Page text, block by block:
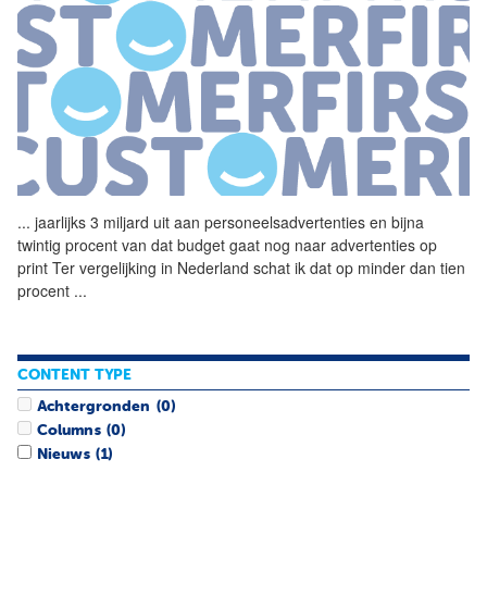
... jaarlijks 3 miljard uit aan personeelsadvertenties en bijna
twintig procent van dat budget gaat nog naar advertenties op
print Ter vergelijking in Nederland schat ik dat op minder dan tien
procent ...
CONTENT TYPE
Achtergronden (0)
Columns (0)
Nieuws (1)